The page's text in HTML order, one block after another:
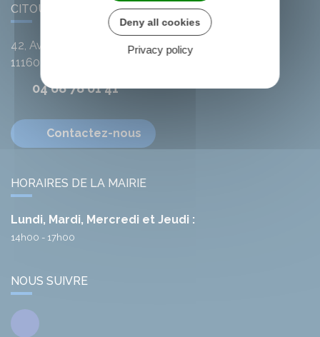
CITOU
42, Avenue de l'Argent-Double
11160
04 68 78 01 41
Contactez-nous
HORAIRES DE LA MAIRIE
Lundi, Mardi, Mercredi et Jeudi :
14h00 - 17h00
NOUS SUIVRE
Facebook
Deny all cookies
Privacy policy